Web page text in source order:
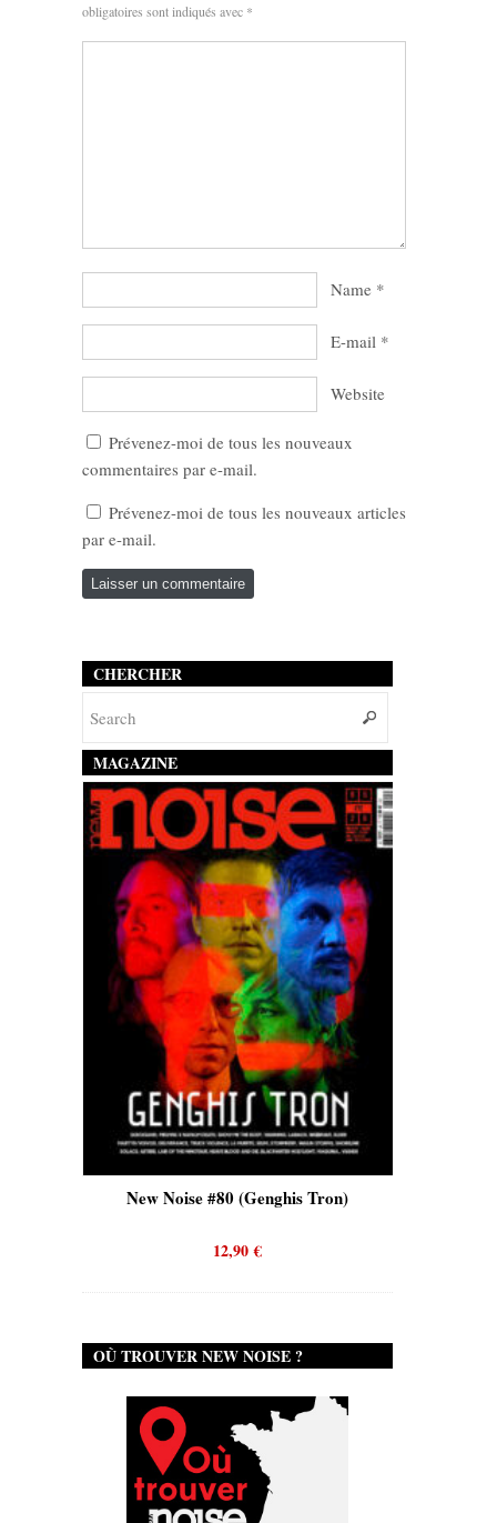
obligatoires sont indiqués avec *
Name *
E-mail *
Website
Prévenez-moi de tous les nouveaux
commentaires par e-mail.
Prévenez-moi de tous les nouveaux articles
par e-mail.
CHERCHER
MAGAZINE
New Noise #80 (Genghis Tron)
12,90€
OÙ TROUVER NEW NOISE ?